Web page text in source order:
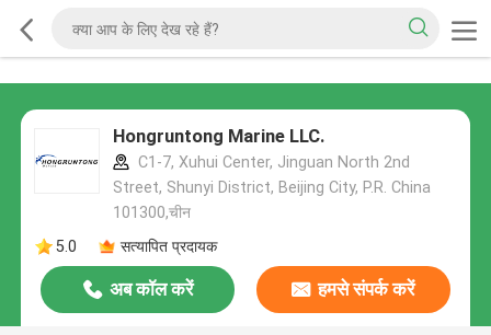
Hongruntong Marine LLC.
C1-7, Xuhui Center, Jinguan North 2nd
Street, Shunyi District, Beijing City, P.R. China
101300,चीन
5.0
सत्यापित प्रदायक
अब कॉल करें हमसे संपर्क करें